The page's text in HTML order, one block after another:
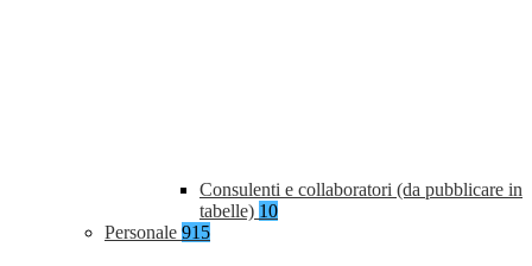
Consulenti e collaboratori (da pubblicare in
tabelle) 10
Personale 915